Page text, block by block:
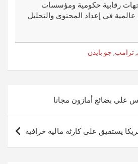
جهات رقابية حكومية ومؤسسات
في إعداد المحتوى والتحليل
,ترامب, جو بايدن
بضائع أمازون مجانا
يستفيق على كارثة مالية خرافية